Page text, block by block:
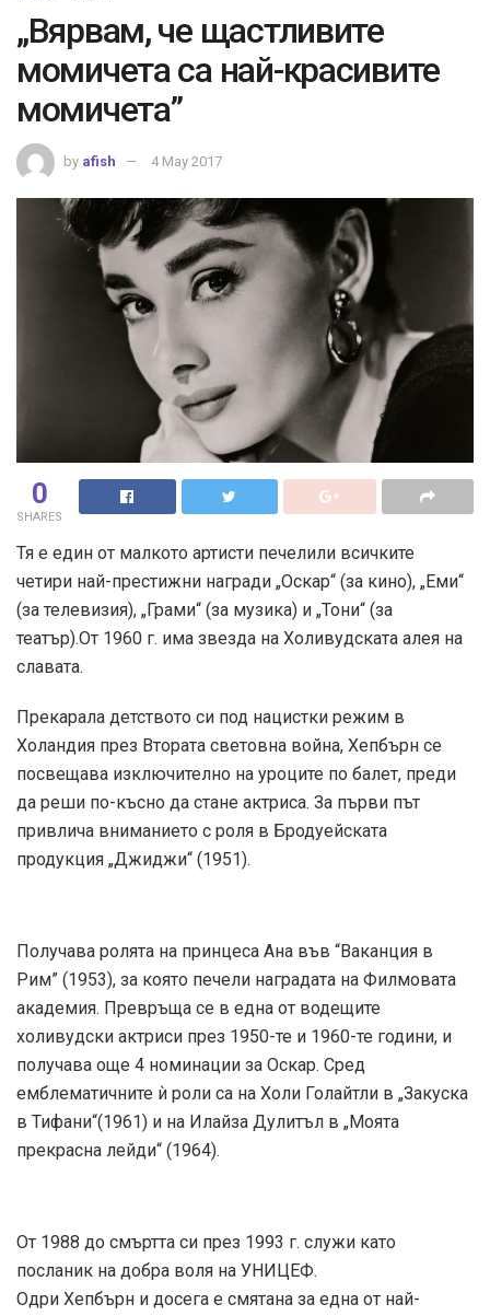
„Вярвам, че щастливите
момичета са най-красивите
момичета”
by afish 4 May 2017
0
SHARES
Тя е един от малкото артисти печелили всичките
четири най-престижни награди „Оскар“ (за кино), „Еми“
(за телевизия), „Грами“ (за музика) и „Тони“ (за
театър).От 1960 г. има звезда на Холивудската алея на
славата.
Прекарала детството си под нацистки режим в
Холандия през Втората световна война, Хепбърн се
посвещава изключително на уроците по балет, преди
да реши по-късно да стане актриса. За първи път
привлича вниманието с роля в Бродуейската
продукция „Джиджи“ (1951).
Получава ролята на принцеса Ана във “Ваканция в
Рим” (1953), за която печели наградата на Филмовата
академия. Превръща се в една от водещите
холивудски актриси през 1950-те и 1960-те години, и
получава още 4 номинации за Оскар. Сред
емблематичните ѝ роли са на Холи Голайтли в „Закуска
в Тифани“(1961) и на Илайза Дулитъл в „Моята
прекрасна лейди“ (1964).
От 1988 до смъртта си през 1993 г. служи като
посланик на добра воля на УНИЦЕФ.
Одри Хепбърн и досега е смятана за една от най-